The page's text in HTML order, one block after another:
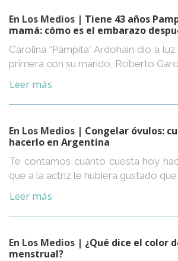
En Los Medios | Tiene 43 años
mamá: cómo es el embarazo
Carolina “Pampita” Ardohain dio a
primera con su marido, Roberto
Leer más
En Los Medios | Congelar óvulos:
hacerlo en Argentina
Te contamos cuánto cuesta hoy
que a la actriz le hubiera gustado
Leer más
En Los Medios | ¿Qué dice el color
menstrual?